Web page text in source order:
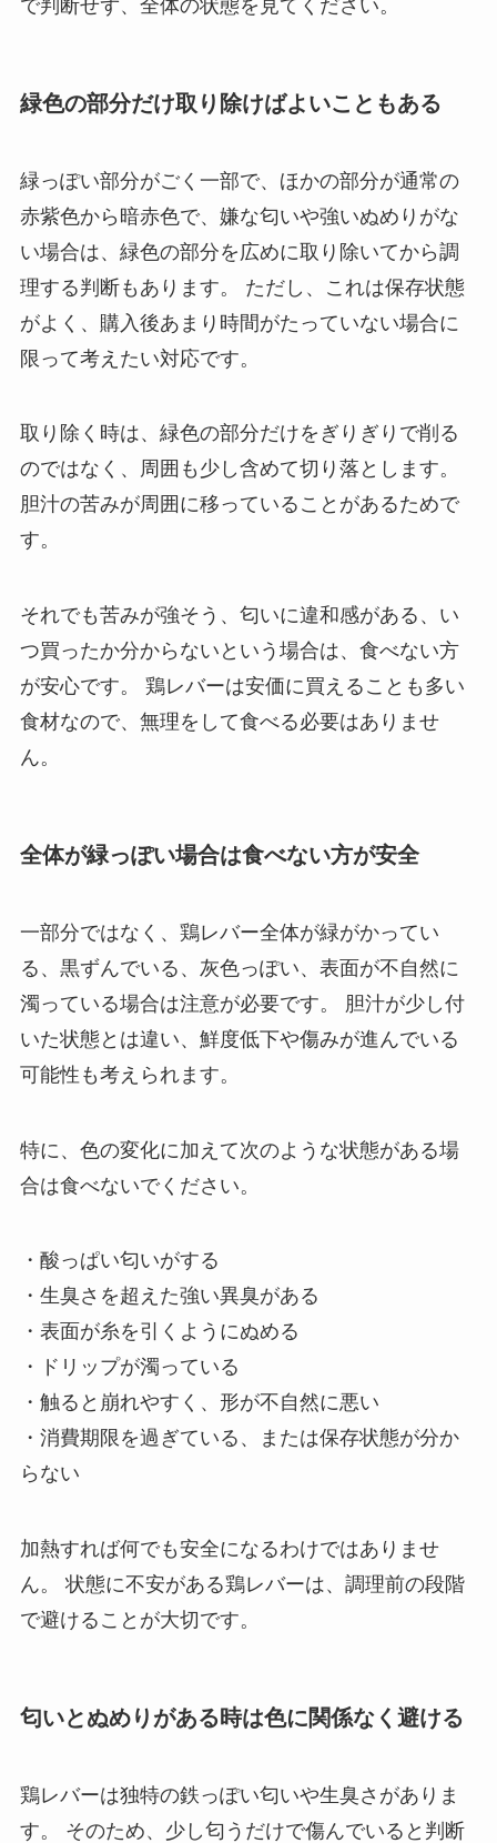
で判断せず、全体の状態を見てください。
緑色の部分だけ取り除けばよいこともある
緑っぽい部分がごく一部で、ほかの部分が通常の
赤紫色から暗赤色で、嫌な匂いや強いぬめりがな
い場合は、緑色の部分を広めに取り除いてから調
理する判断もあります。 ただし、これは保存状態
がよく、購入後あまり時間がたっていない場合に
限って考えたい対応です。
取り除く時は、緑色の部分だけをぎりぎりで削る
のではなく、周囲も少し含めて切り落とします。
胆汁の苦みが周囲に移っていることがあるためで
す。
それでも苦みが強そう、匂いに違和感がある、い
つ買ったか分からないという場合は、食べない方
が安心です。 鶏レバーは安価に買えることも多い
食材なので、無理をして食べる必要はありませ
ん。
全体が緑っぽい場合は食べない方が安全
一部分ではなく、鶏レバー全体が緑がかってい
る、黒ずんでいる、灰色っぽい、表面が不自然に
濁っている場合は注意が必要です。 胆汁が少し付
いた状態とは違い、鮮度低下や傷みが進んでいる
可能性も考えられます。
特に、色の変化に加えて次のような状態がある場
合は食べないでください。
・酸っぱい匂いがする
・生臭さを超えた強い異臭がある
・表面が糸を引くようにぬめる
・ドリップが濁っている
・触ると崩れやすく、形が不自然に悪い
・消費期限を過ぎている、または保存状態が分か
らない
加熱すれば何でも安全になるわけではありませ
ん。 状態に不安がある鶏レバーは、調理前の段階
で避けることが大切です。
匂いとぬめりがある時は色に関係なく避ける
鶏レバーは独特の鉄っぽい匂いや生臭さがありま
す。 そのため、少し匂うだけで傷んでいると判断